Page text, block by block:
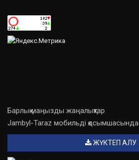
Барлық маңызды жаңалықтар
Jambyl-Taraz мобильді қосымшасында
ЖҮКТЕП АЛУ